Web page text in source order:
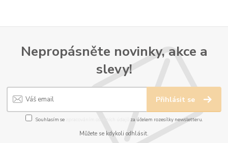
Nepropásněte novinky, akce a
slevy!
Přihlásit se
Souhlasím se za účelem rozesílky newsletteru.
Můžete se kdykoli odhlásit.